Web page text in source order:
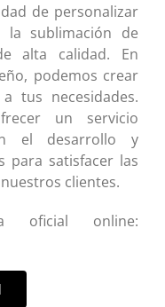
de personalizar
la sublimación de
alta calidad. En
podemos crear
tus necesidades.
un servicio
el desarrollo y
para satisfacer las
clientes.
oficial online: